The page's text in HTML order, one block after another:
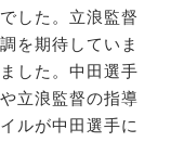
した。立浪監督
を期待していま
した。中田選手
立浪監督の指導
ルが中田選手に